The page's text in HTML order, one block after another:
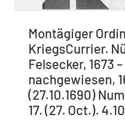
Montägiger
KriegsCurrier.
Felsecker, 1673 –
nachgewiesen,
(27.10.1690)
17. (27. Oct.).